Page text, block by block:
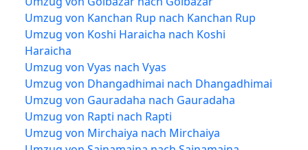
Umzug von Kanchan Rup nach Kanchan Rup
Umzug von Koshi Haraicha nach Koshi
Haraicha
Umzug von Vyas nach Vyas
Umzug von Dhangadhimai nach Dhangadhimai
Umzug von Gauradaha nach Gauradaha
Umzug von Rapti nach Rapti
Umzug von Mirchaiya nach Mirchaiya